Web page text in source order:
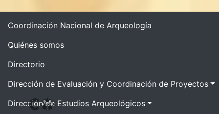
Coordinación Nacional de Arqueología
Quiénes somos
Directorio
Dirección de Evaluación y Coordinación de Proyectos
Dirección de Estudios Arqueológicos